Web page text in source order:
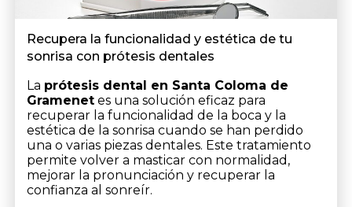
Recupera la funcionalidad y estética de tu
sonrisa con prótesis dentales
La prótesis dental en Santa Coloma de
Gramenetes una solución eficaz para
recuperar la funcionalidad de la boca y la
estética de la sonrisa cuando se han perdido
una o varias piezas dentales. Este tratamiento
permite volver a masticar con normalidad,
mejorar la pronunciación y recuperar la
confianza al sonreír.